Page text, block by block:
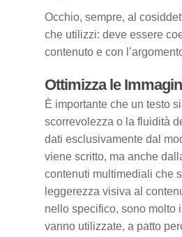
Occhio, sempre, al
che utilizzi: deve essere
contenuto e con
Ottimizza le
È importante che un testo
scorrevolezza o la fluidità
dati esclusivamente dal
viene scritto, ma anche
contenuti multimediali che
leggerezza visiva al
nello specifico, sono molto
vanno utilizzate, a patto